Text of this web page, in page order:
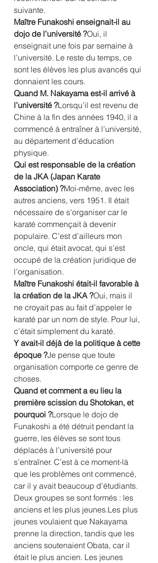
suivante.
Maître Funakoshi enseignait-il au
dojo de l’université ?Oui, il
enseignait une fois par semaine à
l’université. Le reste du temps, ce
sont les élèves les plus avancés qui
donnaient les cours.
Quand M. Nakayama est-il arrivé à
l’université ?Lorsqu’il est revenu de
Chine à la fin des années 1940, il a
commencé à entraîner à l’université,
au département d’éducation
physique.
Qui est responsable de la création
de la JKA (Japan Karate
Association) ?Moi-même, avec les
autres anciens, vers 1951. Il était
nécessaire de s’organiser car le
karaté commençait à devenir
populaire. C’est d’ailleurs mon
oncle, qui était avocat, qui s’est
occupé de la création juridique de
l’organisation.
Maître Funakoshi était-il favorable à
la création de la JKA ?Oui, mais il
ne croyait pas au fait d’appeler le
karaté par un nom de style. Pour lui,
c’était simplement du karaté.
Y avait-il déjà de la politique à cette
époque ?Je pense que toute
organisation comporte ce genre de
choses.
Quand et comment a eu lieu la
première scission du Shotokan, et
pourquoi ?Lorsque le dojo de
Funakoshi a été détruit pendant la
guerre, les élèves se sont tous
déplacés à l’université pour
s’entraîner. C’est à ce moment-là
que les problèmes ont commencé,
car il y avait beaucoup d’étudiants.
Deux groupes se sont formés : les
anciens et les plus jeunes.Les plus
jeunes voulaient que Nakayama
prenne la direction, tandis que les
anciens soutenaient Obata, car il
était le plus ancien. Les jeunes